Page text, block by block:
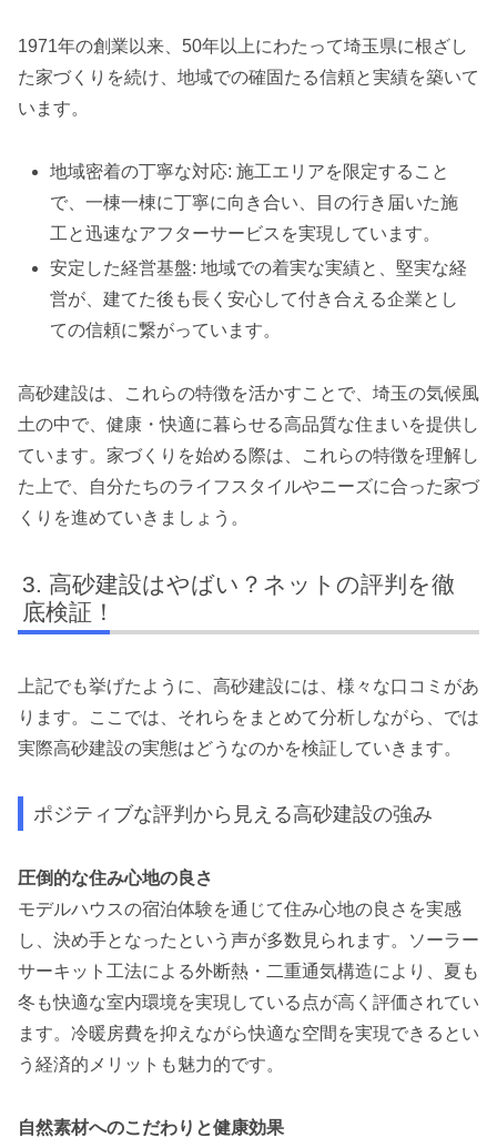
1971年の創業以来、50年以上にわたって埼玉県に根ざし
た家づくりを続け、地域での確固たる信頼と実績を築いて
います。
地域密着の丁寧な対応: 施工エリアを限定すること
で、一棟一棟に丁寧に向き合い、目の行き届いた施
工と迅速なアフターサービスを実現しています。
安定した経営基盤: 地域での着実な実績と、堅実な経
営が、建てた後も長く安心して付き合える企業とし
ての信頼に繋がっています。
高砂建設は、これらの特徴を活かすことで、埼玉の気候風
土の中で、健康・快適に暮らせる高品質な住まいを提供し
ています。家づくりを始める際は、これらの特徴を理解し
た上で、自分たちのライフスタイルやニーズに合った家づ
くりを進めていきましょう。
高砂建設はやばい？ネットの評判を徹
底検証！
上記でも挙げたように、高砂建設には、様々な口コミがあ
ります。ここでは、それらをまとめて分析しながら、では
実際高砂建設の実態はどうなのかを検証していきます。
ポジティブな評判から見える高砂建設の強み
圧倒的な住み心地の良さ
モデルハウスの宿泊体験を通じて住み心地の良さを実感
し、決め手となったという声が多数見られます。ソーラー
サーキット工法による外断熱・二重通気構造により、夏も
冬も快適な室内環境を実現している点が高く評価されてい
ます。冷暖房費を抑えながら快適な空間を実現できるとい
う経済的メリットも魅力的です。
自然素材へのこだわりと健康効果